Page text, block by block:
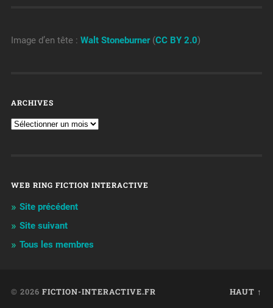
Image d’en tête : Walt Stoneburner(CC BY 2.0)
ARCHIVES
WEB RING FICTION INTERACTIVE
Site précédent
Site suivant
Tous les membres
© 2026 FICTION-INTERACTIVE.FR HAUT ↑